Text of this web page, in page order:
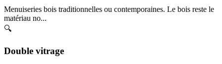
Menuiseries bois traditionnelles ou contemporaines. Le bois reste le
matériau no...
🔍
Double vitrage